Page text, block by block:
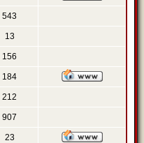
543
13
156
184
212
907
23